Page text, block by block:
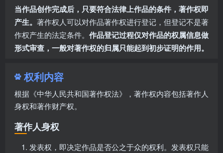
当作品创作完成后，只要符合法律上作品的条件，著作权即
产生。 著作权人可以对作品著作权进行登记，但登记不是著
作权产生的法定条件。 作品登记过程仅对作品的权属信息做
形式审查，一般对著作权的归属只能起到初步证明的作用。
权利内容
根据 《中华人民共和国著作权法》
，著作权内容包括著作人
身权和著作财产权。
著作人身权
发表权，即决定作品是否公之于众的权利。发表权只能